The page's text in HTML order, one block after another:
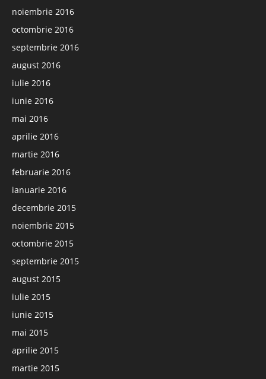
noiembrie 2016
octombrie 2016
septembrie 2016
august 2016
iulie 2016
iunie 2016
mai 2016
aprilie 2016
martie 2016
februarie 2016
ianuarie 2016
decembrie 2015
noiembrie 2015
octombrie 2015
septembrie 2015
august 2015
iulie 2015
iunie 2015
mai 2015
aprilie 2015
martie 2015